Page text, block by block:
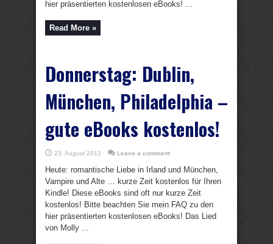
hier präsentierten kostenlosen eBooks! ...
Read More »
Donnerstag: Dublin,
München, Philadelphia –
gute eBooks kostenlos!
23. August 2012 Leave a comment
Heute: romantische Liebe in Irland und München,
Vampire und Alte … kurze Zeit kostenlos für Ihren
Kindle! Diese eBooks sind oft nur kurze Zeit
kostenlos! Bitte beachten Sie mein FAQ zu den
hier präsentierten kostenlosen eBooks! Das Lied
von Molly ...